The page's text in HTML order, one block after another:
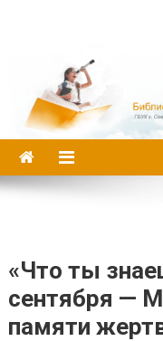
«Что ты
сентября —
памяти